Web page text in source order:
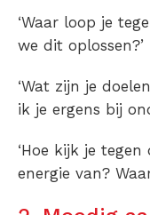
‘Waar loop je
we dit oplossen?’
‘Wat zijn je
ik je ergens bij
‘Hoe kijk je
energie van?